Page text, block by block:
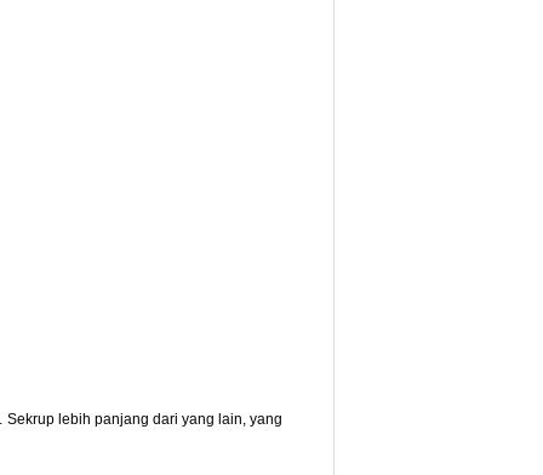
Sekrup lebih panjang dari yang lain, yang